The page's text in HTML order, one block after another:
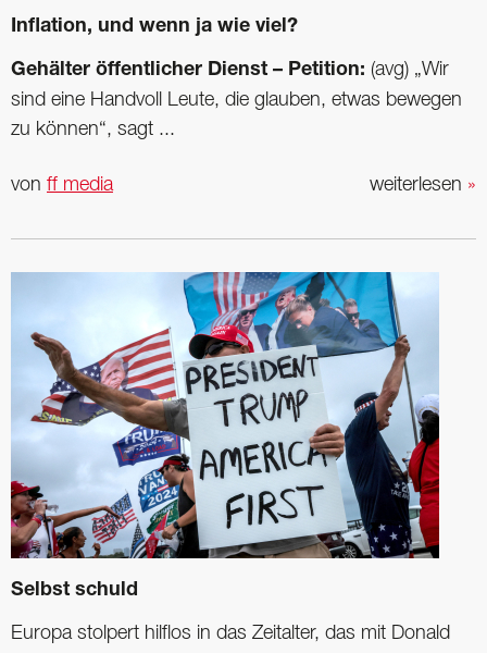
Inflation, und wenn ja wie viel?
Gehälter öffentlicher Dienst – Petition: (avg) „Wir
sind eine Handvoll Leute, die glauben, etwas bewegen
zu können“, sagt ...
weiterlesen »
von ff media
Selbst schuld
Europa stolpert hilflos in das Zeitalter, das mit Donald